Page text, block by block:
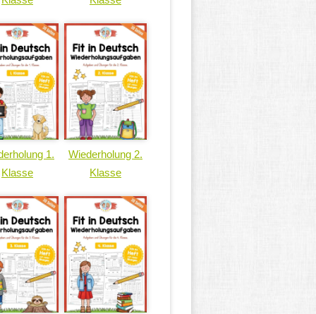
1.
Klasse
Wiederholung 2.
Klasse